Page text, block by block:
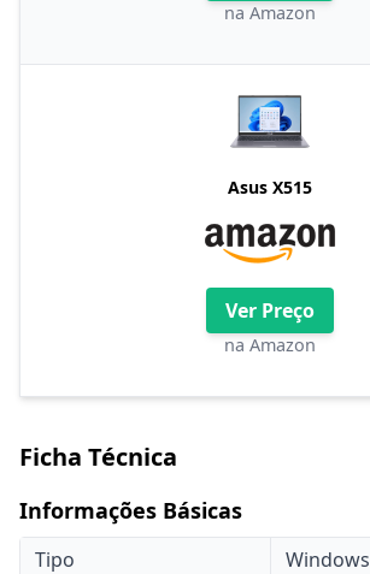
na Amazon
Asus X515
Ver Preço
na Amazon
Ficha Técnica
Informações Básicas
Tipo
Windows